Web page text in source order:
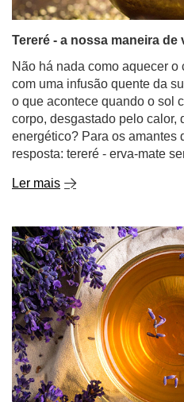
Tereré - a nossa maneira de
Não há nada como aquecer
com uma infusão quente da
o que acontece quando o sol
corpo, desgastado pelo calor,
energético? Para os amantes
resposta: tereré - erva-mate
Ler mais